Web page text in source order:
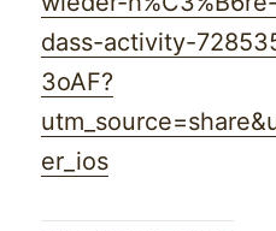
dass-activity-
3oAF?
er_ios